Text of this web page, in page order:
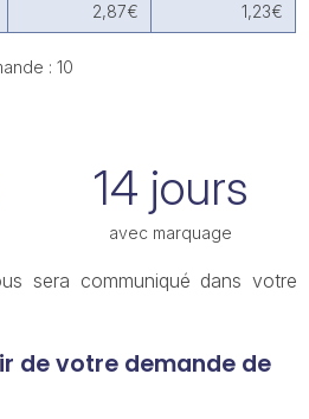
2,87€ 1,23€
: 10
14 jours
avec marquage
sera communiqué dans votre
de votre demande de